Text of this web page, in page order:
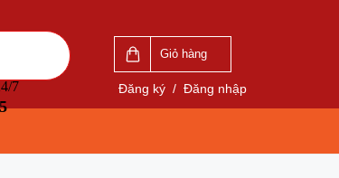
7
Giỏ hàng
Đăng ký / Đăng nhập
0937061895